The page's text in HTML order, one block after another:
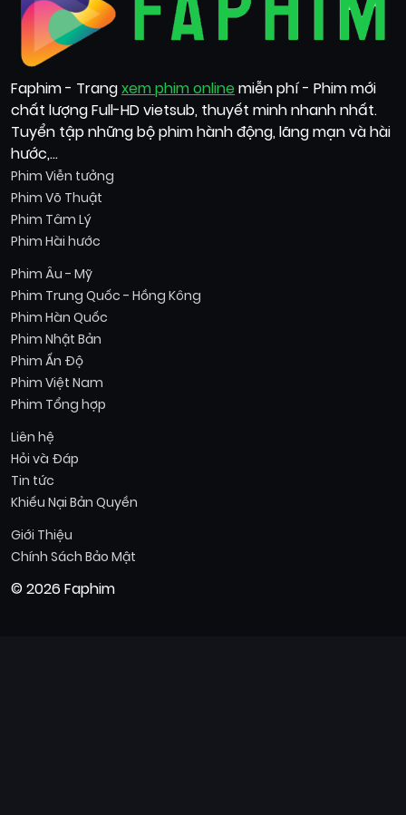
Faphim - Trangxem phim online miễn phí - Phim mới
chất lượng Full-HD vietsub, thuyết minh nhanh nhất.
Tuyển tập những bộ phim hành động, lãng mạn và hài
hước,...
Phim Viễn tưởng
Phim Võ Thuật
Phim Tâm Lý
Phim Hài hước
Phim Âu - Mỹ
Phim Trung Quốc - Hồng Kông
Phim Hàn Quốc
Phim Nhật Bản
Phim Ấn Độ
Phim Việt Nam
Phim Tổng hợp
Liên hệ
Hỏi và Đáp
Tin tức
Khiếu Nại Bản Quyền
Giới Thiệu
Chính Sách Bảo Mật
© 2026 Faphim